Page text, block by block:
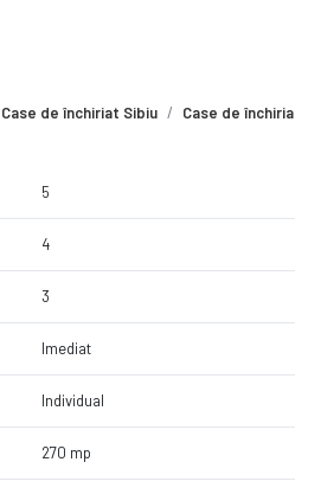
Case de închiriat Sibiu Case de închiriat
sa contactati numarul de telefon
mentionand CP2802465.
5
4
3
Imediat
Individual
270 mp